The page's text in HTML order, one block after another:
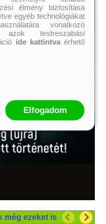
még ezeket is
élmény biztosítása
egyéb technológiákat
vonatkozó
azok testreszabási
ide kattintvaérhető
Elfogadom